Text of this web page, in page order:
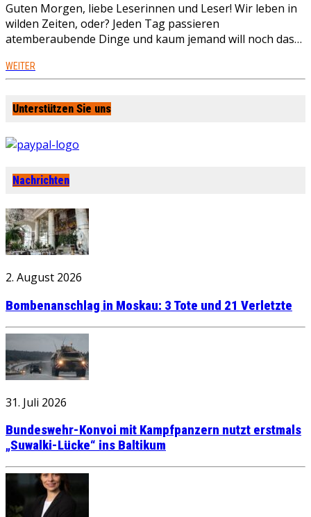
Guten Morgen, liebe Leserinnen und Leser! Wir leben in
wilden Zeiten, oder? Jeden Tag passieren
atemberaubende Dinge und kaum jemand will noch das…
WEITER
Unterstützen Sie uns
Nachrichten
2. August 2026
Bombenanschlag in Moskau: 3 Tote und 21 Verletzte
31. Juli 2026
Bundeswehr-Konvoi mit Kampfpanzern nutzt erstmals
„Suwalki-Lücke“ ins Baltikum